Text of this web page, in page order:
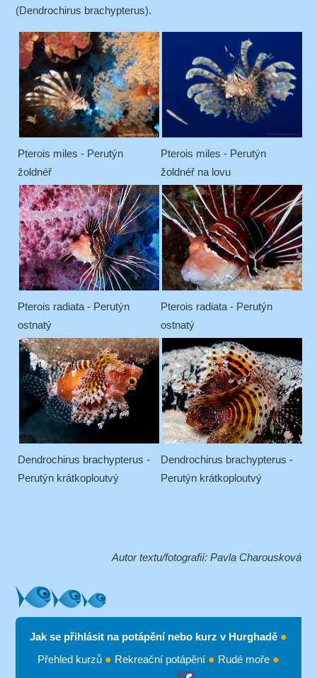
(Dendrochirus brachypterus).
Pterois miles - Perutýn
žoldnéř
Pterois miles - Perutýn
žoldnéř na lovu
Pterois radiata - Perutýn
ostnatý
Pterois radiata - Perutýn
ostnatý
Dendrochirus brachypterus -
Perutýn krátkoploutvý
Dendrochirus brachypterus -
Perutýn krátkoploutvý
Autor textu/fotografií: Pavla Charousková
Jak se přihlásit na potápění nebo kurz v Hurghadě ●
Přehled kurzů ● Rekreační potápění ● Rudé moře ●